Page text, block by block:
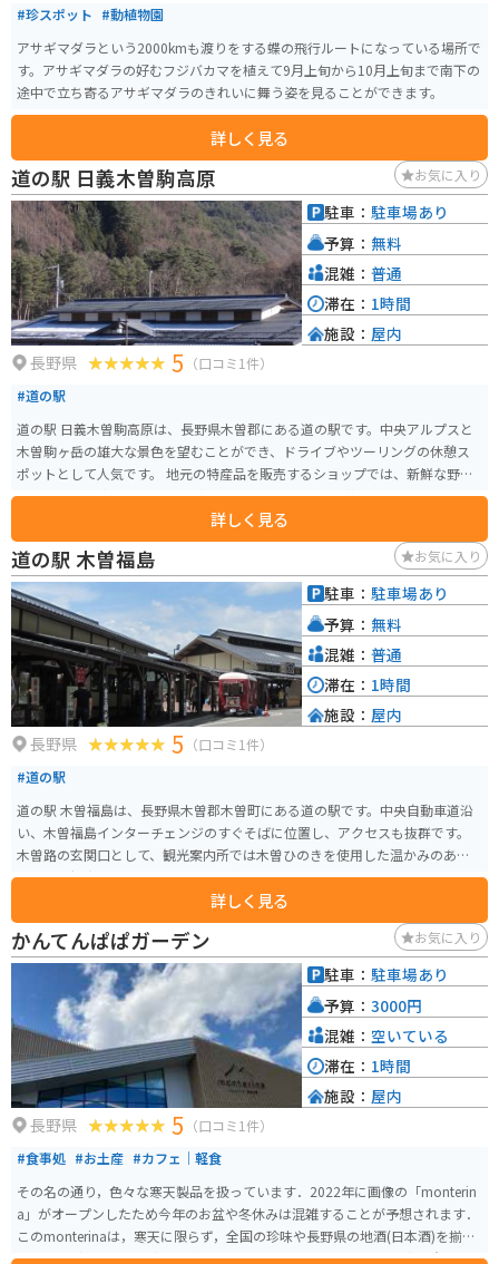
#珍スポット #動植物園
アサギマダラという2000kmも渡りをする蝶の飛行ルートになっている場所で
す。アサギマダラの好むフジバカマを植えて9月上旬から10月上旬まで南下の
途中で立ち寄るアサギマダラのきれいに舞う姿を見ることができます。
詳しく見る
道の駅 日義木曽駒高原 お気に入り
長野県 5 （口コミ1件）
#道の駅
道の駅 日義木曽駒高原は、長野県木曽郡にある道の駅です。中央アルプスと
木曽駒ヶ岳の雄大な景色を望むことができ、ドライブやツーリングの休憩ス
ポットとして人気です。 地元の特産品を販売するショップでは、新鮮な野菜
や果物、木曽漆器、木工品など、お土産に最適なものが揃っています。レスト
ランでは、地元産の食材を使った郷土料理や、信州そばなどが味わえます。
バイクで訪れる場合、道の駅には広い駐車場が完備されているので安心で
す。また、周辺には、木曽駒ヶ岳ロープウェイや、寝覚の床など、観光スポッ
トも点在しているので、ツーリングの拠点としても最適です。
詳しく見る
駐車： 駐車場あり
予算： 無料
混雑： 普通
滞在： 1時間
施設： 屋内
道の駅 木曽福島 お気に入り
長野県 5 （口コミ1件）
#道の駅
道の駅 木曽福島は、長野県木曽郡木曽町にある道の駅です。中央自動車道沿
い、木曽福島インターチェンジのすぐそばに位置し、アクセスも抜群です。
木曽路の玄関口として、観光案内所では木曽ひのきを使用した温かみのある
空間で、観光パンフレットや地域情報を入手できます。地元の特産品を販売
するショップでは、木曽漆器や木工品、そば、五平餅など、旅の思い出やお
土産に最適な品々が揃っています。 バイクで訪れる場合、道の駅には広い駐
車場が完備されているので安心です。ツーリングの休憩地点として利用する
のも良いでしょう。木曽路は、雄大な山々に囲まれた風光明媚なルートです。
道の駅 木曽福島を拠点に、自然を感じながらのツーリングを楽しんでみては
いかがでしょうか。 また、周辺には、国の重要文化財に指定されている旧家
で、当時の暮らしを垣間見ることができる「福島宿 木曽路の宿場町」や、鮮
やかな紅葉が美しい「寝覚ノ床」など、見どころもたくさんあります。
詳しく見る
駐車： 駐車場あり
予算： 無料
混雑： 普通
滞在： 1時間
施設： 屋内
かんてんぱぱガーデン お気に入り
長野県 5 （口コミ1件）
#食事処 #お土産 #カフェ｜軽食
その名の通り，色々な寒天製品を扱っています．2022年に画像の「monterin
a」がオープンしたため今年のお盆や冬休みは混雑することが予想されます．
このmonterinaは，寒天に限らず，全国の珍味や長野県の地酒(日本酒)を揃え
ており，どんな世代の方にも楽しんでいただけると思います．地方の意外な
駐車： 駐車場あり
予算： 3000円
混雑： 空いている
滞在： 1時間
施設： 屋内